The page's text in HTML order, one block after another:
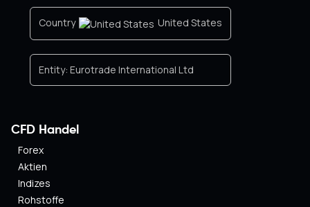
Country United States
Entity: Eurotrade International Ltd
CFD Handel
Forex
Aktien
Indizes
Rohstoffe